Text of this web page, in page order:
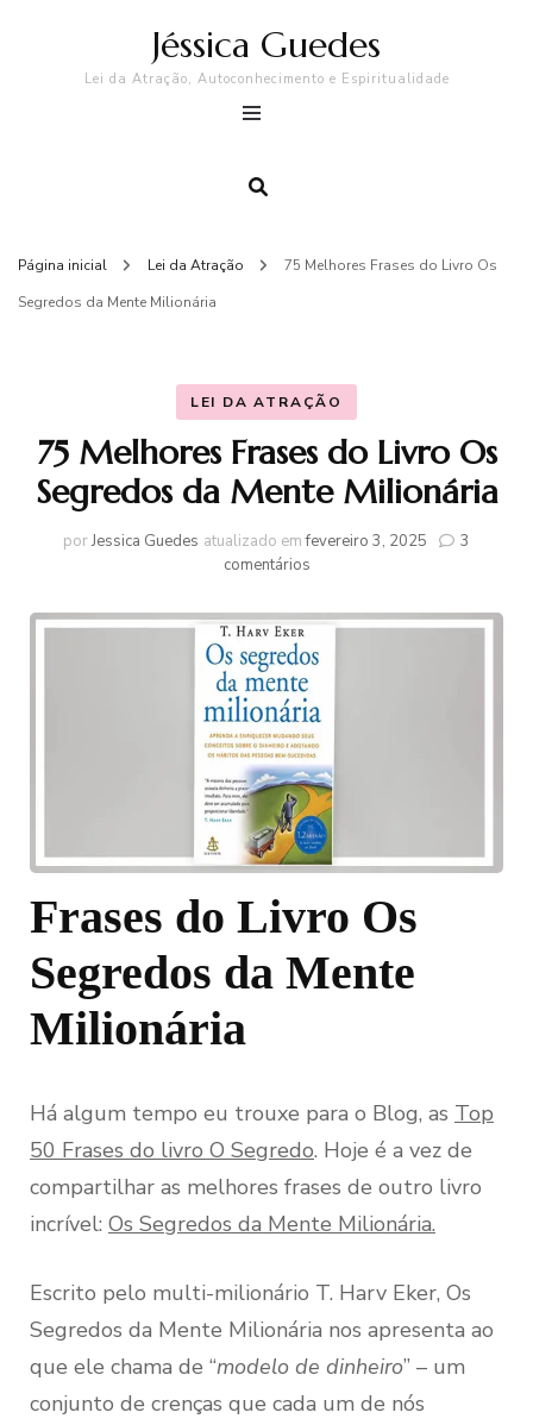
Jéssica Guedes
Lei da Atração, Autoconhecimento e Espiritualidade
Página inicial Lei da Atração
75 Melhores Frases do Livro Os
Segredos da Mente Milionária
LEI DA ATRAÇÃO
75 Melhores Frases do Livro Os
Segredos da Mente Milionária
porJessica Guedes atualizado emfevereiro 3, 2025
3
comentáriosem
Melhores
Frases
do
Os
Segredos
da
Mente
Milionária
Frases do Livro Os
Segredos da Mente
Milionária
Há algum tempo eu trouxe para o Blog, as Top
50 Frases do livro O Segredo. Hoje é a vez de
compartilhar as melhores frases de outro livro
incrível: Os Segredos da Mente Milionária.
Escrito pelo multi-milionário T. Harv Eker, Os
Segredos da Mente Milionária nos apresenta ao
que ele chama de “modelo de dinheiro” – um
conjunto de crenças que cada um de nós